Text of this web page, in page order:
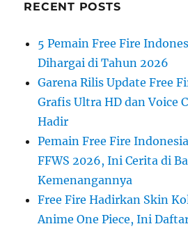
RECENT POSTS
5 Pemain Free Fire
Dihargai di Tahun 2026
Garena Rilis Update Free
Grafis Ultra HD dan Voice
Hadir
Pemain Free Fire
FFWS 2026, Ini Cerita di
Kemenangannya
Free Fire Hadirkan Skin
Anime One Piece, Ini